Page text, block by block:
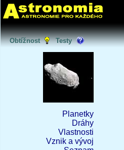
Obtížnost Testy
Planetky
Dráhy
Vlastnosti
Vznik a vývoj